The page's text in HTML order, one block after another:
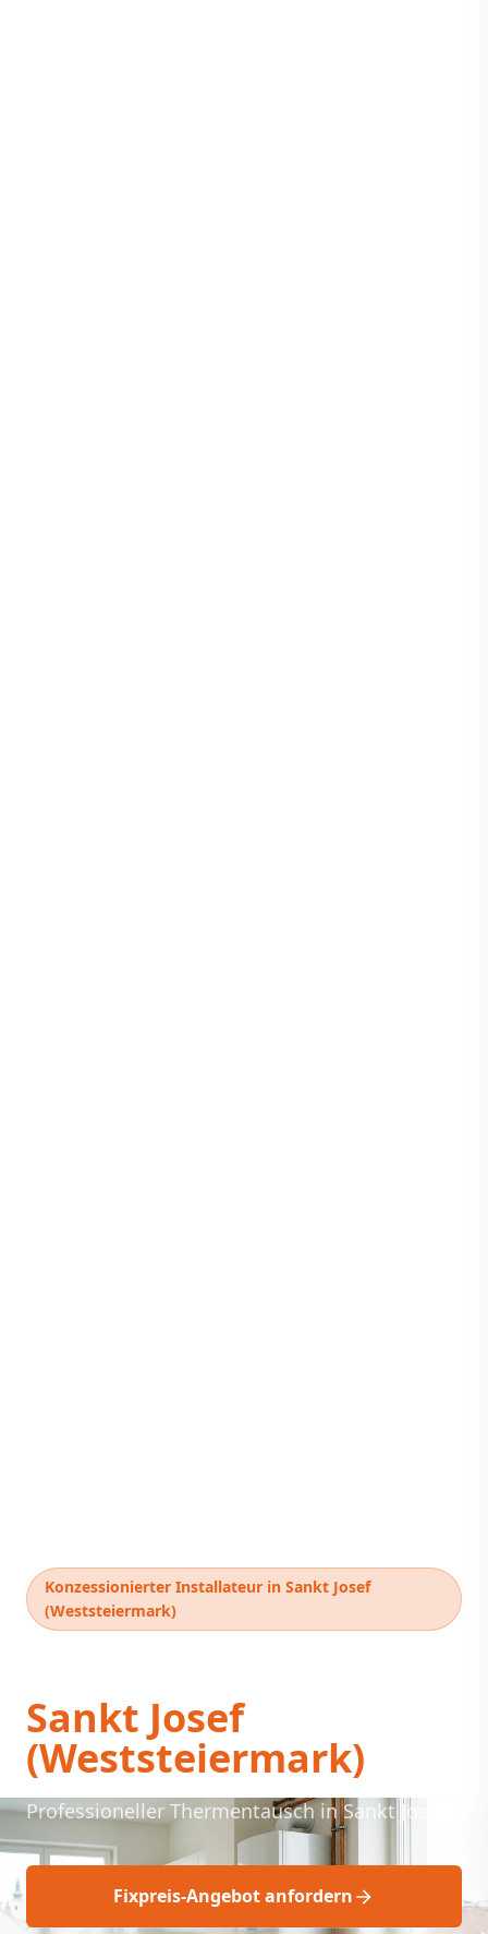
Konzessionierter Installateur in Sankt Josef
(Weststeiermark)
Sankt Josef
(Weststeiermark)
Professioneller Thermentausch in Sankt Josef
Fixpreis-Angebot anfordern